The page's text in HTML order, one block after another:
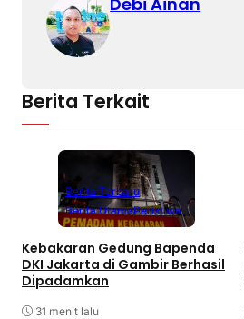
Berita Terkait
Berita Terbaru
Berita UtamaPeristiwa
Kebakaran Gedung Bapenda
DKI Jakarta di Gambir Berhasil
Dipadamkan
31 menit lalu